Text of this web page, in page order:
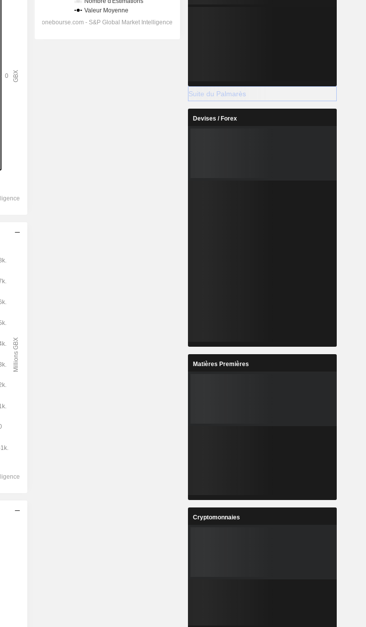
Suite du Palmarès
Devises / Forex
Matières Premières
Cryptomonnaies